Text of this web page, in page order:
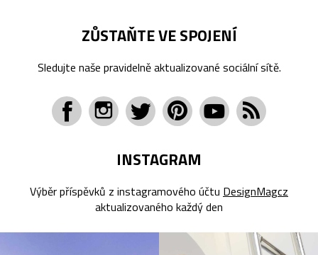
ZŮSTAŇTE VE SPOJENÍ
Sledujte naše pravidelně aktualizované sociální sítě.
INSTAGRAM
Výběr příspěvků z instagramového účtu DesignMagcz
aktualizovaného každý den